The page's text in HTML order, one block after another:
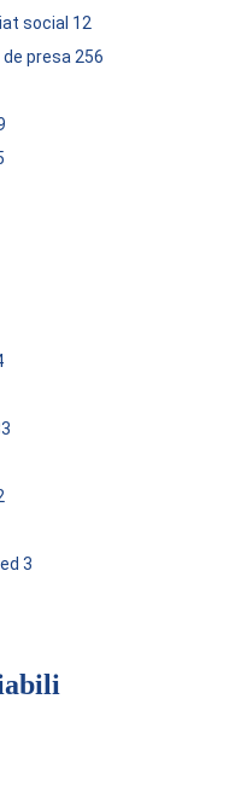
social 12
presa 256
3